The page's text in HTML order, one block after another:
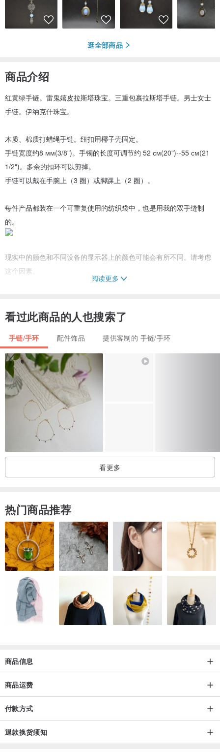
逛全部商品
商品介绍
红黄绿手链。雷鬼嬉皮拉斯塔珠宝。三重包裹拉斯塔手链。男士女士
手链。伊纳克什珠宝。
木质、棉质打蜡绳手链。纽扣用椰子壳固定。
手链宽度约8 мм(3/8")。手镯的长度可调节约 52 см(20")--55 см(21
1/2")。多余的扣环可以剪掉。
手链可以戴在手腕上（3 圈）或脚踝上（2 圈）。
每件产品都装在一个可重复使用的纺织袋中，也是用我的双手缝制
的。
现实中的颜色和不同设备的显示器上的颜色可能会有所不同。请考虑
这个因素。
1. 不要将首饰存放在阳光直射的地方。他们在盒子里会更好:)
2. 避免接触水、化妆品和清洁产品。
如果产品在雨中弄湿，只需用干布擦拭并擦干即可。
3. 有时建议用干燥的软布擦拭。
欢迎来到伊纳克什！如果您有任何问题，请写信给我。
感谢您支持我的小型家庭企业。您的购买将极大地帮助我和我的家
人。感谢您的关注！
将我的商店添加到您的收藏夹，不错过新商品！
阅读更多
看过此商品的人也搜索了
手链/手环 配件饰品 提供客制的 手链/手环
看更多
热门商品推荐
商品信息
商品运费
付款方式
退款换货须知